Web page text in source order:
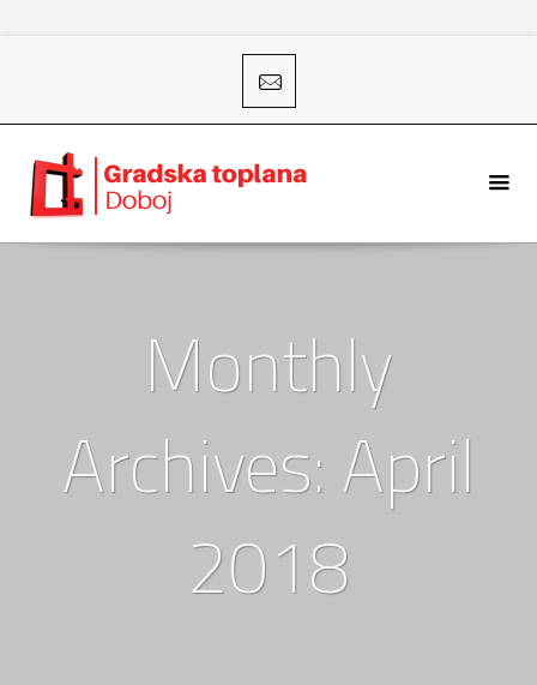
Monthly
Archives: April
2018